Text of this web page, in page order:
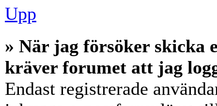
Upp
» När jag försöker skicka
kräver forumet att jag
Endast registrerade